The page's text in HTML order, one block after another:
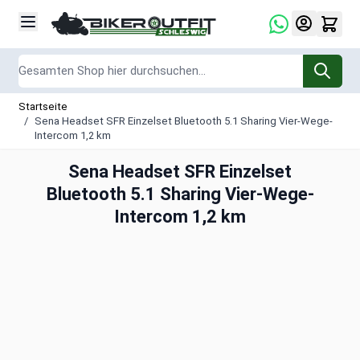
Startseite
/ Sena Headset SFR Einzelset Bluetooth 5.1 Sharing Vier-Wege-
Intercom 1,2 km
Sena Headset SFR Einzelset
Bluetooth 5.1 Sharing Vier-Wege-
Intercom 1,2 km